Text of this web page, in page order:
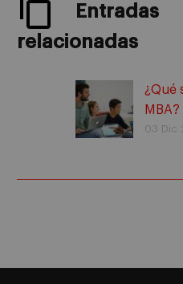
Entradas
relacionadas
¿Qué
MBA?
03 Dic